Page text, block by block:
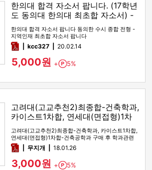
한의대 합격 자소서 팝니다. (17학년
도 동의대 한의대 최초합 자소서) -
수시 종합 (경쟁률 1x.xx : 1)
한의대 합격 자소서 팝니다 동의한 수시 종합 전형 -
지역인재 최초합 자소서 팝니다
pdfkcc327 20.02.14
5,000원 + Point
5%
고려대(고교추천2)최종합-건축학과,
카이스트1차합, 연세대(면접형)1차
합-건축공학과
고려대(고교추천2)최종합-건축학과, 카이스트1차합,
연세대(면접형)1차합-건축공학과 구매 후 학과관련
자소서 작성방안이나, …
pdf무지개 18.01.26
3,000원 + Point
5%